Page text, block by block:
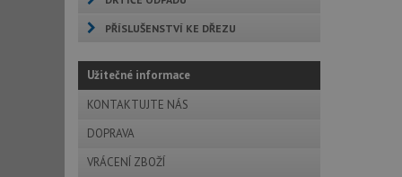
PŘÍSLUŠENSTVÍ KE DŘEZU
Užitečné informace
KONTAKTUJTE NÁS
DOPRAVA
VRÁCENÍ ZBOŽÍ